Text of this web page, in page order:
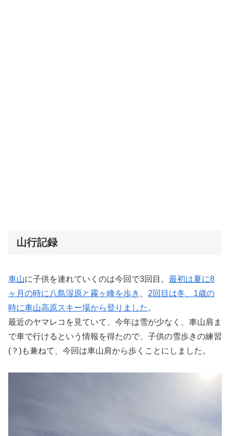
山行記録
車山に子供を連れていくのは今回で3回目。 最初は夏に8
ヶ月の時に八島湿原と霧ヶ峰を歩き
2回目は冬、1歳の
時に車山高原スキー場から登りました 。
最近のヤマレコを見ていて、今年は雪が少なく、車山肩ま
で車で行けるという情報を得たので、子供の雪歩きの練習
(？)も兼ねて、今回は車山肩から歩くことにしました。